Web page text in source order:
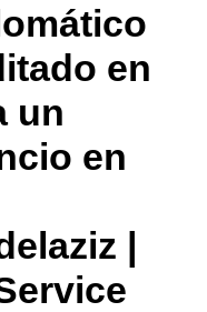
en
un
en
|